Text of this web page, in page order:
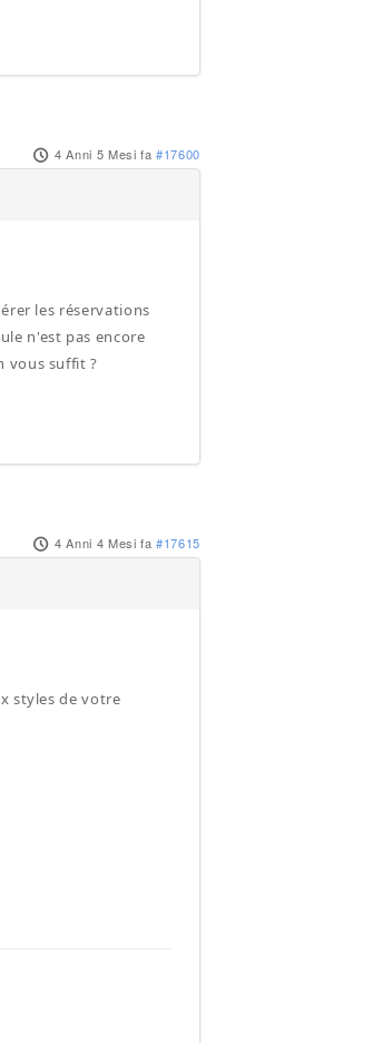
4 Anni 5 Mesi fa #17600
les réservations
n'est pas encore
vous suffit ?
4 Anni 4 Mesi fa #17615
styles de votre